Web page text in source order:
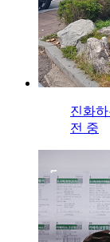
진화
전 중